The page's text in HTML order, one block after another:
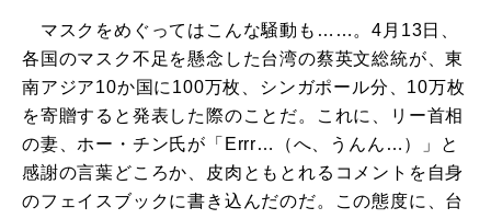
マスクをめぐってはこんな騒動も……。4月13日、
各国のマスク不足を懸念した台湾の蔡英文総統が、東
南アジア10か国に100万枚、シンガポール分、10万枚
を寄贈すると発表した際のことだ。これに、リー首相
の妻、ホー・チン氏が「Errr…（へ、うんん…）」と
感謝の言葉どころか、皮肉ともとれるコメントを自身
のフェイスブックに書き込んだのだ。この態度に、台